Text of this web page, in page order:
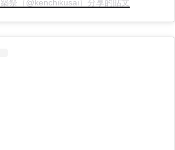
祭（@kenchikusai）分享的貼文